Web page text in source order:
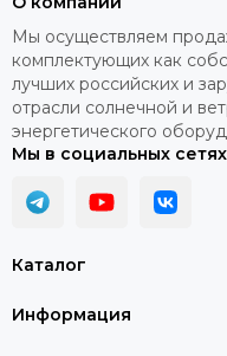
• Современный и
•
Бойлеры
низкоуглеродистой
• Толстые стенки
содержащая
качеств воды.
• Класс
Каталог
Информация
Мы осуществляем
комплектующих как
лучших российских и
отрасли солнечной и
энергетического
Мы в социальных сетях